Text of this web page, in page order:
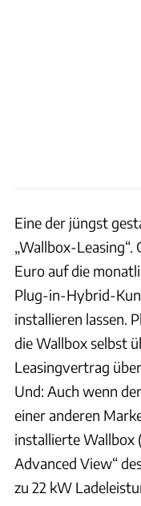
Eine der jüngst
„Wallbox-Leasing“.
Euro auf die
Plug-in-Hybrid-
installieren lassen.
die Wallbox selbst
Leasingvertrag
Und: Auch wenn
einer anderen
installierte Wallbox
Advanced View“
zu 22 kW